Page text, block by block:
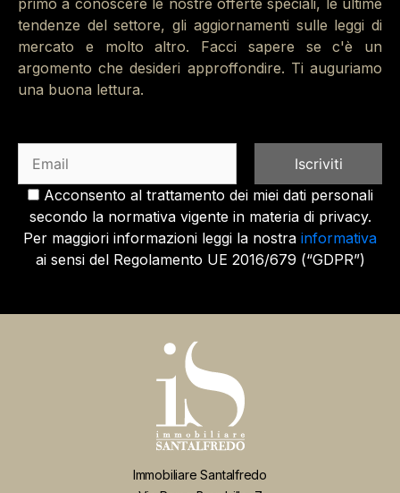
tendenze del settore, gli aggiornamenti sulle leggi di
mercato e molto altro. Facci sapere se c'è un
argomento che desideri approffondire. Ti auguriamo
una buona lettura.
Acconsento al trattamento dei miei dati personali
secondo la normativa vigente in materia di privacy.
Per maggiori informazioni leggi la nostra informativa
ai sensi del Regolamento UE 2016/679 (“GDPR”)
Immobiliare Santalfredo